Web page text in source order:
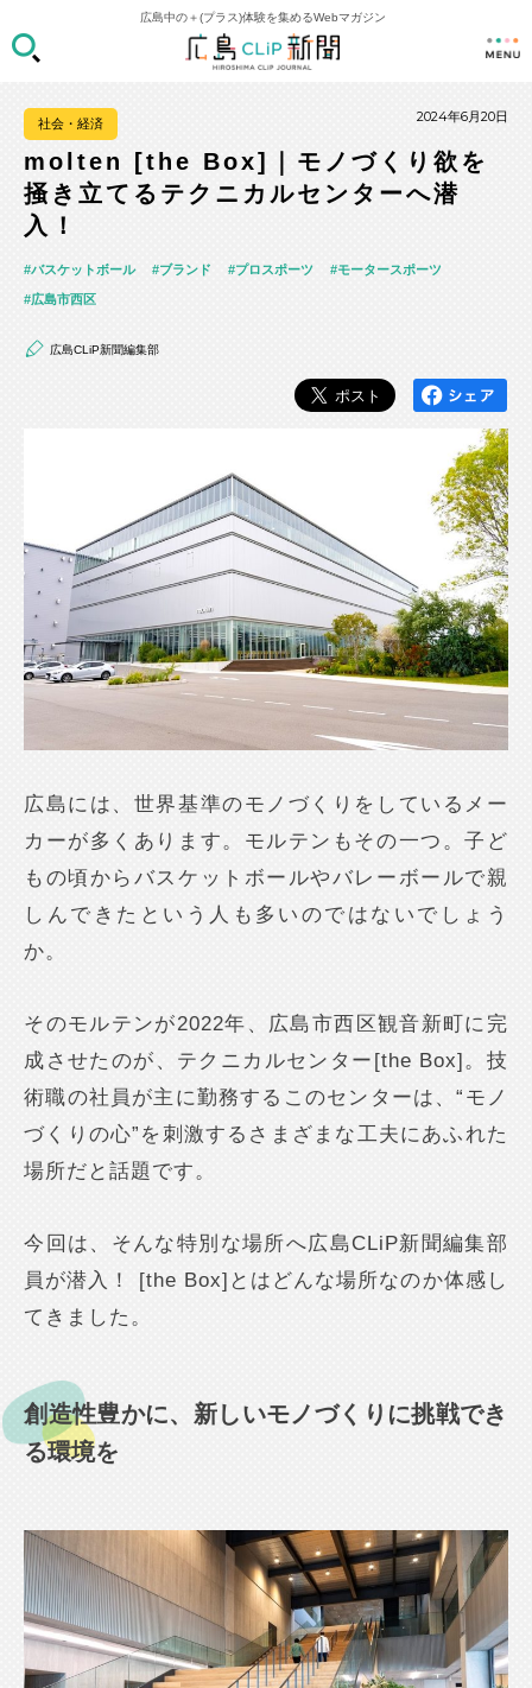
広島中の＋(プラス)体験を集めるWebマガジン
社会・経済 2024年6月20日
molten [the Box]｜モノづくり欲を
掻き立てるテクニカルセンターへ潜
入！
バスケットボール ブランド プロスポーツ モータースポーツ
広島市西区
広島CLiP新聞編集部
広島には、世界基準のモノづくりをしているメー
カーが多くあります。モルテンもその一つ。子ど
もの頃からバスケットボールやバレーボールで親
しんできたという人も多いのではないでしょう
か。
そのモルテンが2022年、広島市西区観音新町に完
成させたのが、テクニカルセンター[the Box]。技
術職の社員が主に勤務するこのセンターは、“モノ
づくりの心”を刺激するさまざまな工夫にあふれた
場所だと話題です。
今回は、そんな特別な場所へ広島CLiP新聞編集部
員が潜入！ [the Box]とはどんな場所なのか体感し
てきました。
創造性豊かに、新しいモノづくりに挑戦でき
る環境を